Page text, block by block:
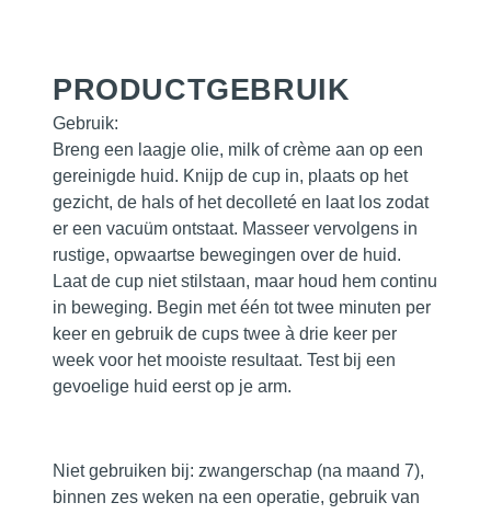
PRODUCTGEBRUIK
Gebruik:
Breng een laagje olie, milk of crème aan op een
gereinigde huid. Knijp de cup in, plaats op het
gezicht, de hals of het decolleté en laat los zodat
er een vacuüm ontstaat. Masseer vervolgens in
rustige, opwaartse bewegingen over de huid.
Laat de cup niet stilstaan, maar houd hem continu
in beweging. Begin met één tot twee minuten per
keer en gebruik de cups twee à drie keer per
week voor het mooiste resultaat. Test bij een
gevoelige huid eerst op je arm.
Niet gebruiken bij: zwangerschap (na maand 7),
binnen zes weken na een operatie, gebruik van